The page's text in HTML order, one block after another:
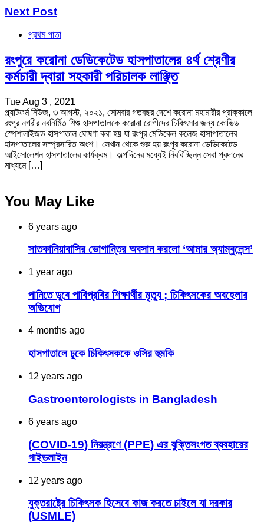
Next Post
প্রথম পাতা
রংপুরে করোনা ডেডিকেটেড হাসপাতালের ৪র্থ শ্রেণীর
কর্মচারী দ্বারা সহকারী পরিচালক লাঞ্ছিত
Tue Aug 3 , 2021
প্ল্যাটফর্ম নিউজ, ৩ আগস্ট, ২০২১, সোমবার গতবছর দেশে করোনা মহামারীর প্রাক্কালে
রংপুর নগরীর নবনির্মিত শিশু হাসপাতালকে করোনা রোগীদের চিকিৎসার জন্য কোভিড
স্পেশালাইজড হাসপাতাল ঘোষণা করা হয় যা রংপুর মেডিকেল কলেজ হাসাপাতালের
হাসপাতালের সস্প্রসারিত অংশ। সেখান থেকে শুরু হয় রংপুর করোনা ডেডিকেটেড
আইসোলেশন হাসপাতালের কার্যক্রম। অল্পদিনের মধ্যেই নিরবিচ্ছিন্ন সেবা প্রদানের
মাধ্যমে […]
You May Like
6 years ago
সাতকানিয়াবাসির ভোগান্তির অবসান করলো ‘আমার অ্যাম্বুলেন্স’
1 year ago
পানিতে ডুবে পাবিপ্রবির শিক্ষার্থীর মৃত্যু ; চিকিৎসকের অবহেলার
অভিযোগ
4 months ago
হাসপাতালে ঢুকে চিকিৎসককে ওসির হুমকি
12 years ago
Gastroenterologists in Bangladesh
6 years ago
(COVID-19) নিয়ন্ত্রণে (PPE) এর যুক্তিসংগত ব্যবহারের
গাইডলাইন
12 years ago
যুক্তরাষ্ট্রে চিকিৎসক হিসেবে কাজ করতে চাইলে যা দরকার
(USMLE)